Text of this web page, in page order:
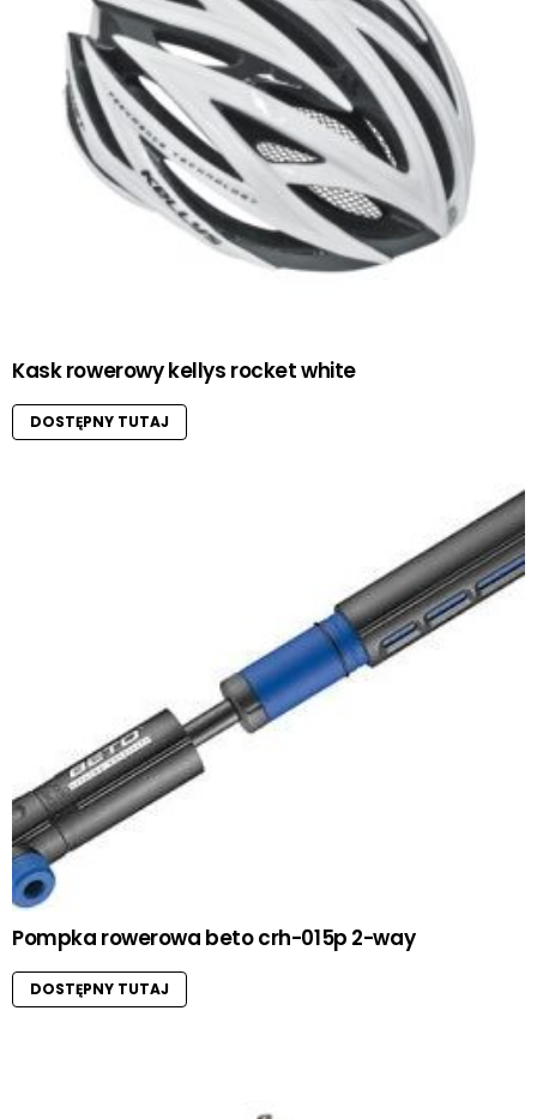
Kask rowerowy kellys rocket white
DOSTĘPNY TUTAJ
Pompka rowerowa beto crh-015p 2-way
DOSTĘPNY TUTAJ